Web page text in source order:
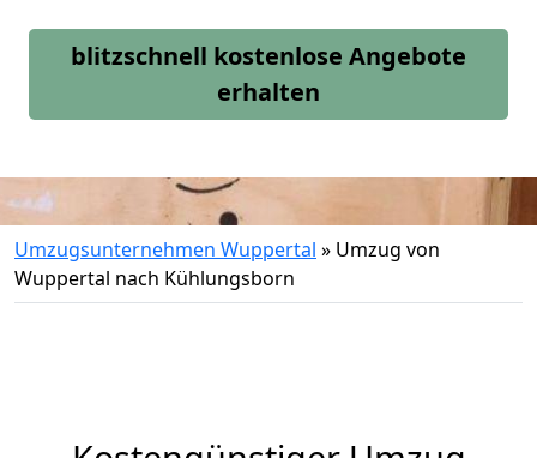
blitzschnell kostenlose Angebote
erhalten
Umzugsunternehmen Wuppertal » Umzug von
Wuppertal nach Kühlungsborn